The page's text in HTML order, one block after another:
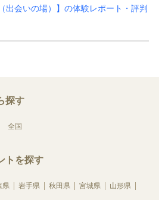
出会いの場）】の体験レポート・評判
探す
全国
トを探す
県 岩手県 秋田県 宮城県
山形県